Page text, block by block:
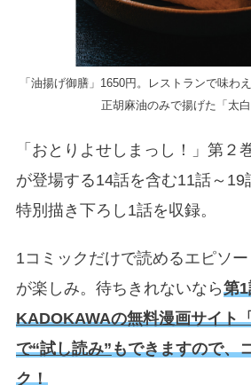
「油揚げ御膳」1650円。レストランで味わ
正胡麻油のみで揚げた「太白
「おとりよせしまっし！」第２
が登場する14話を含む11話～19
特別描き下ろし1話を収録。
1コミックだけで読めるエピソ
が楽しみ。待ちきれないなら第
KADOKAWAの無料漫画サイト
で“試し読み”もできますので、
ク！